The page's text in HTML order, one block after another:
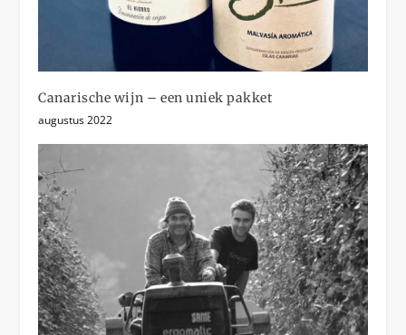
Canarische wijn – een uniek pakket
augustus 2022